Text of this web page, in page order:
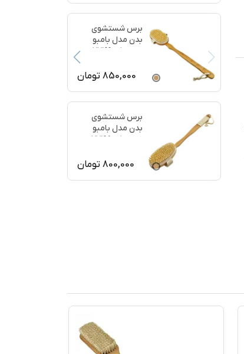
برس شستشوی
بدن مدل بامبو
ماساژ کد 77199
850,000 تومان
برس شستشوی
بدن مدل بامبو
ماساژ کد 77198
800,000 تومان